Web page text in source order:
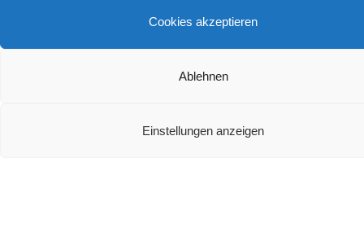
Cookies akzeptieren
Ablehnen
Einstellungen anzeigen
Teufel Rockster Air 2 Test